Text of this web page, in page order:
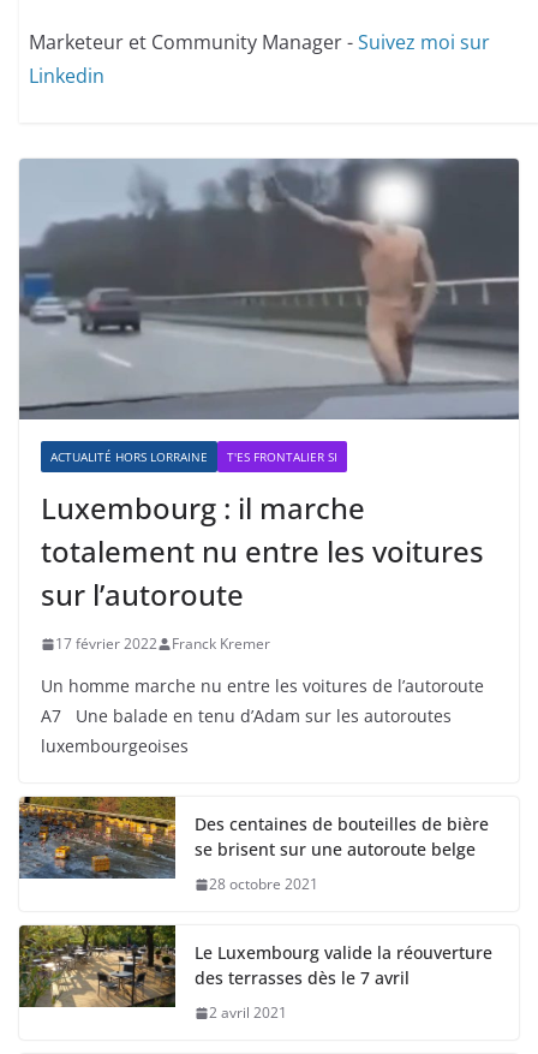
Marketeur et Community Manager -Suivez moi sur
Linkedin
ACTUALITÉ HORS LORRAINE T'ES FRONTALIER SI
Luxembourg : il marche
totalement nu entre les voitures
sur l’autoroute
17 février 2022 Franck Kremer
Un homme marche nu entre les voitures de l’autoroute
A7 Une balade en tenu d’Adam sur les autoroutes
luxembourgeoises
Des centaines de bouteilles de bière
se brisent sur une autoroute belge
28 octobre 2021
Le Luxembourg valide la réouverture
des terrasses dès le 7 avril
2 avril 2021